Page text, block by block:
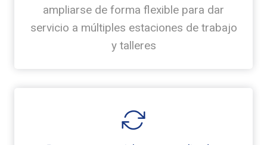
ampliarse de forma flexible para dar
servicio a múltiples estaciones de trabajo
y talleres